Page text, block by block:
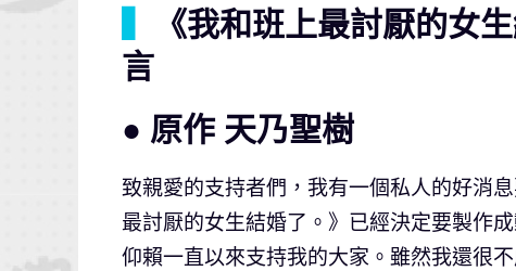
《我和班上最討厭的女
言
● 原作 天乃聖樹
致親愛的支持者們，我有一個私人的好消
最討厭的女生結婚了。》已經決定要製作
仰賴一直以來支持我的大家。雖然我還很